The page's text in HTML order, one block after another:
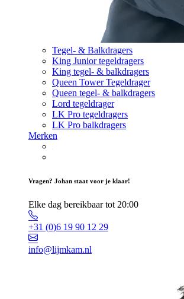
Tegel- & Balkdragers
King Junior tegeldragers
King tegel- & balkdragers
Queen Tower Tegeldrager
Queen tegel- & balkdragers
Lord tegeldrager
LK Pro tegeldragers
LK Pro balkdragers
Merken
Vragen? Johan staat voor je klaar!
Elke dag bereikbaar tot 20:00
+31 (0)6 19 90 12 29
info@lijmkam.nl